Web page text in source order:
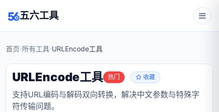
五六工具
首页 所有工具 URLEncode工具
URLEncode工具 热门 收藏
支持URL编码与解码双向转换，解决中文参数与特殊字
符传输问题。